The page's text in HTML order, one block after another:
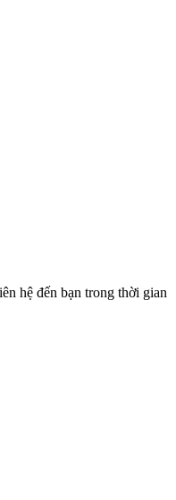
hệ đến bạn trong thời gian